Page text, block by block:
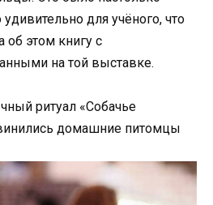
для учёного, что
об этом книгу с
на той выставке.
ритуал «Собачье
домашние питомцы